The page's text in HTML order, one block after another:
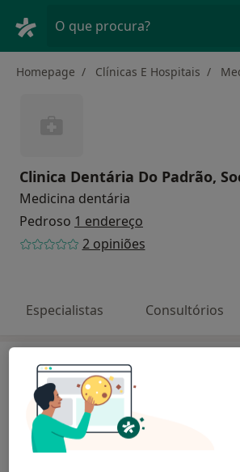
O que procura?
Homepage Clínicas E Hospitais
Clinica Dentária Do Padrão,
Medicina dentária
Pedroso 1 endereço
2 opiniões
Especialistas Consultórios
Especialistas
Dentista